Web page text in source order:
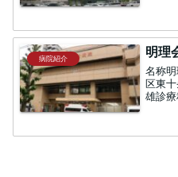
吸器
膵臓
病院紹介 明理
名称
区東
雄診
外科